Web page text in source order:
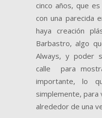
cinco años, que
con una parecida
haya creación
Barbastro, algo
Always, y poder
calle para
importante, lo
simplemente, para
alrededor de una